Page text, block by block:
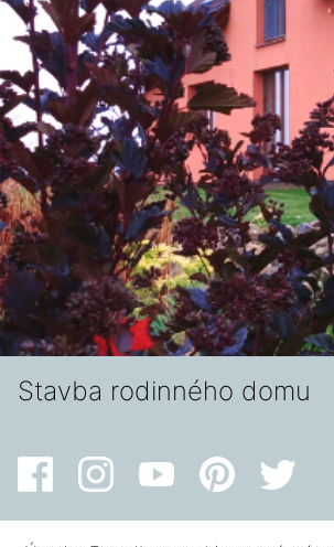
Stavba rodinného domu